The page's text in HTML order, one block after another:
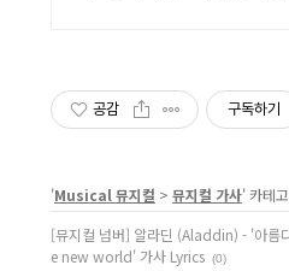
공감 구독하기
'Musical 뮤지컬 > 뮤지컬 가사' 카테
[뮤지컬 넘버] 알라딘 (Aladdin) - '아름
e new world' 가사 Lyrics (0)